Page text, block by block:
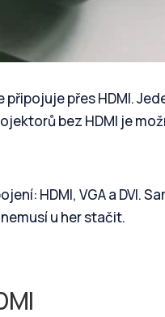
přes HDMI.
bez HDMI je
HDMI, VGA a DVI.
u her stačit.